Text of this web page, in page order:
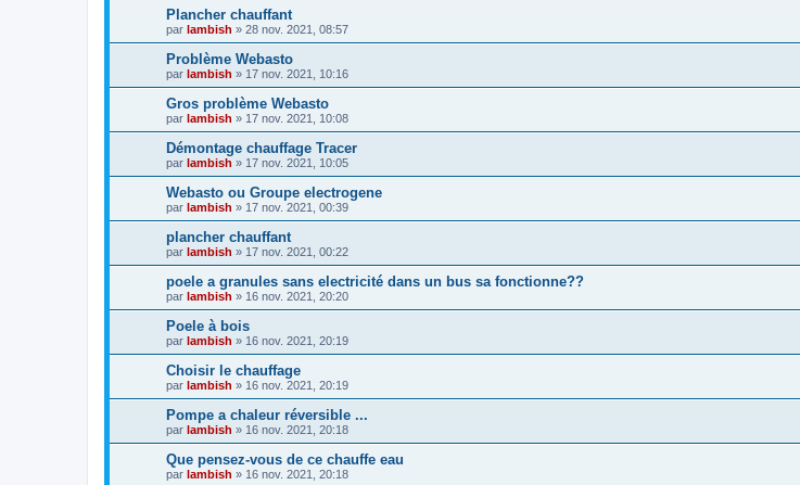
Plancher chauffant
par lambish » 28 nov. 2021, 08:57
Problème Webasto
par lambish » 17 nov. 2021, 10:16
Gros problème Webasto
par lambish » 17 nov. 2021, 10:08
Démontage chauffage Tracer
par lambish » 17 nov. 2021, 10:05
Webasto ou Groupe electrogene
par lambish » 17 nov. 2021, 00:39
plancher chauffant
par lambish » 17 nov. 2021, 00:22
poele a granules sans electricité dans un bus sa fonctionne??
par lambish » 16 nov. 2021, 20:20
Poele à bois
par lambish » 16 nov. 2021, 20:19
Choisir le chauffage
par lambish » 16 nov. 2021, 20:19
Pompe a chaleur réversible ...
par lambish » 16 nov. 2021, 20:18
Que pensez-vous de ce chauffe eau
par lambish » 16 nov. 2021, 20:18